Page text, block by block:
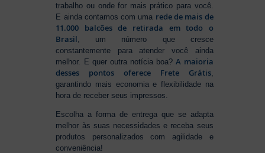
trabalho ou onde for mais prático para você.
E ainda contamos com uma rede de mais de
11.000 balcões de retirada em todo o
Brasil , um número que cresce
constantemente para atender você ainda
melhor. E quer outra notícia boa?A maioria
desses pontos oferece Frete Grátis,
garantindo mais economia e flexibilidade na
hora de receber seus impressos.
Escolha a forma de entrega que se adapta
melhor às suas necessidades e receba seus
produtos personalizados com agilidade e
conveniência!